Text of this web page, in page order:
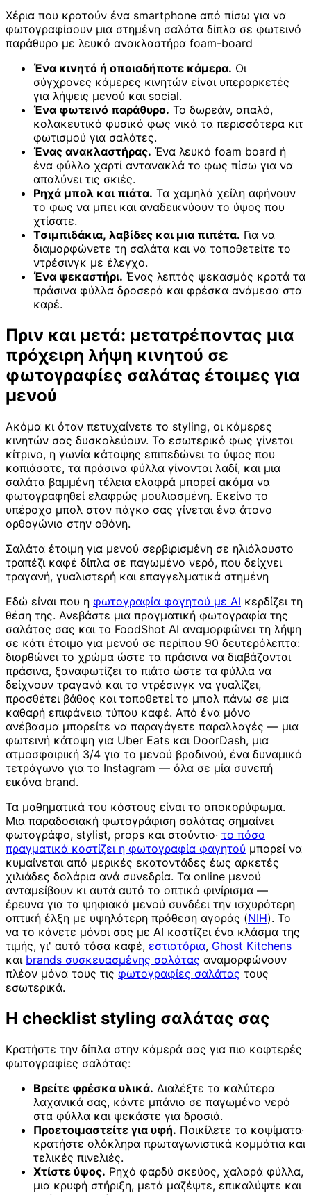
Χέρια που κρατούν ένα smartphone από πίσω για να
φωτογραφίσουν μια στημένη σαλάτα δίπλα σε φωτεινό
παράθυρο με λευκό ανακλαστήρα foam-board
Ένα κινητό ή οποιαδήποτε κάμερα. Οι
σύγχρονες κάμερες κινητών είναι υπεραρκετές
για λήψεις μενού και social.
Ένα φωτεινό παράθυρο. Το δωρεάν, απαλό,
κολακευτικό φυσικό φως νικά τα περισσότερα κιτ
φωτισμού για σαλάτες.
Ένας ανακλαστήρας. Ένα λευκό foam board ή
ένα φύλλο χαρτί αντανακλά το φως πίσω για να
απαλύνει τις σκιές.
Ρηχά μπολ και πιάτα. Τα χαμηλά χείλη αφήνουν
το φως να μπει και αναδεικνύουν το ύψος που
χτίσατε.
Τσιμπιδάκια, λαβίδες και μια πιπέτα. Για να
διαμορφώνετε τη σαλάτα και να τοποθετείτε το
ντρέσινγκ με έλεγχο.
Ένα ψεκαστήρι. Ένας λεπτός ψεκασμός κρατά τα
πράσινα φύλλα δροσερά και φρέσκα ανάμεσα στα
καρέ.
Πριν και μετά: μετατρέποντας μια
πρόχειρη λήψη κινητού σε
φωτογραφίες σαλάτας έτοιμες για
μενού
Ακόμα κι όταν πετυχαίνετε το styling, οι κάμερες
κινητών σας δυσκολεύουν. Το εσωτερικό φως γίνεται
κίτρινο, η γωνία κάτοψης επιπεδώνει το ύψος που
κοπιάσατε, τα πράσινα φύλλα γίνονται λαδί, και μια
σαλάτα βαμμένη τέλεια ελαφρά μπορεί ακόμα να
φωτογραφηθεί ελαφρώς μουλιασμένη. Εκείνο το
υπέροχο μπολ στον πάγκο σας γίνεται ένα άτονο
ορθογώνιο στην οθόνη.
Σαλάτα έτοιμη για μενού σερβιρισμένη σε ηλιόλουστο
τραπέζι καφέ δίπλα σε παγωμένο νερό, που δείχνει
τραγανή, γυαλιστερή και επαγγελματικά στημένη
Εδώ είναι που η φωτογραφία φαγητού με AI κερδίζει τη
θέση της. Ανεβάστε μια πραγματική φωτογραφία της
σαλάτας σας και το FoodShot AI αναμορφώνει τη λήψη
σε κάτι έτοιμο για μενού σε περίπου 90 δευτερόλεπτα:
διορθώνει το χρώμα ώστε τα πράσινα να διαβάζονται
πράσινα, ξαναφωτίζει το πιάτο ώστε τα φύλλα να
δείχνουν τραγανά και το ντρέσινγκ να γυαλίζει,
προσθέτει βάθος και τοποθετεί το μπολ πάνω σε μια
καθαρή επιφάνεια τύπου καφέ. Από ένα μόνο
ανέβασμα μπορείτε να παραγάγετε παραλλαγές — μια
φωτεινή κάτοψη για Uber Eats και DoorDash, μια
ατμοσφαιρική 3/4 για το μενού βραδινού, ένα δυναμικό
τετράγωνο για το Instagram — όλα σε μία συνεπή
εικόνα brand.
Τα μαθηματικά του κόστους είναι το αποκορύφωμα.
Μια παραδοσιακή φωτογράφιση σαλάτας σημαίνει
φωτογράφο, stylist, props και στούντιο· το πόσο
πραγματικά κοστίζει η φωτογραφία φαγητού μπορεί να
κυμαίνεται από μερικές εκατοντάδες έως αρκετές
χιλιάδες δολάρια ανά συνεδρία. Τα online μενού
ανταμείβουν κι αυτά αυτό το οπτικό φινίρισμα —
έρευνα για τα ψηφιακά μενού συνδέει την ισχυρότερη
οπτική έλξη με υψηλότερη πρόθεση αγοράς (NIH). Το
να το κάνετε μόνοι σας με AI κοστίζει ένα κλάσμα της
τιμής, γι' αυτό τόσα καφέ, εστιατόρια, Ghost Kitchens
και brands συσκευασμένης σαλάτας αναμορφώνουν
πλέον μόνα τους τις φωτογραφίες σαλάτας τους
εσωτερικά.
Η checklist styling σαλάτας σας
Κρατήστε την δίπλα στην κάμερά σας για πιο κοφτερές
φωτογραφίες σαλάτας:
Βρείτε φρέσκα υλικά. Διαλέξτε τα καλύτερα
λαχανικά σας, κάντε μπάνιο σε παγωμένο νερό
στα φύλλα και ψεκάστε για δροσιά.
Προετοιμαστείτε για υφή. Ποικίλετε τα κοψίματα·
κρατήστε ολόκληρα πρωταγωνιστικά κομμάτια και
τελικές πινελιές.
Χτίστε ύψος. Ρηχό φαρδύ σκεύος, χαλαρά φύλλα,
μια κρυφή στήριξη, μετά μαζέψτε, επικαλύψτε και